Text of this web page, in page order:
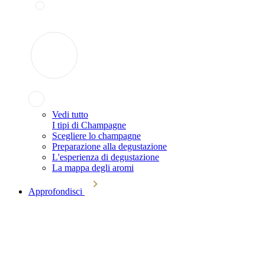
Vedi tutto
I tipi di Champagne
Scegliere lo champagne
Preparazione alla degustazione
L'esperienza di degustazione
La mappa degli aromi
Approfondisci